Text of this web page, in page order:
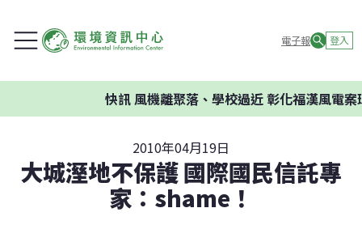
電子報 登入
風機離聚落、學校過近 彰化福漢風電案環委
2010年04月19日
大城溼地不保護 國際國民信託專
家：shame！